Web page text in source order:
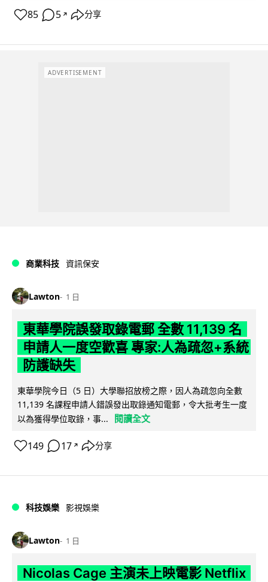
85 5 ↗ 分享
ADVERTISEMENT
商業科技 資訊保安
Lawton 1 日
東華學院誤發取錄電郵 全數 11,139 名
申請人一度空歡喜 專家:人為疏忽+系統
防護缺失
東華學院今日（5 日）大學聯招放榜之際，因人為疏忽向全數
11,139 名課程申請人錯誤發出取錄通知電郵，令大批考生一度
以為獲得學位取錄，事...
閱讀全文
149 17 ↗ 分享
科技娛樂 影視娛樂
Lawton 1 日
Nicolas Cage 主演未上映電影 Netflix